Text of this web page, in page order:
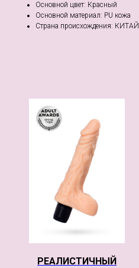
Основной цвет: Красный
Основной материал: PU кожа
Страна происхождения: КИТАЙ
РЕАЛИСТИЧНЫЙ